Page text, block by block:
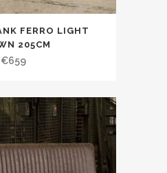
FERRO LIGHT
205CM
€659